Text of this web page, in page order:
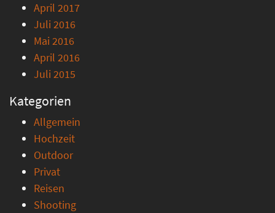
April 2017
Juli 2016
Mai 2016
April 2016
Juli 2015
Kategorien
Allgemein
Hochzeit
Outdoor
Privat
Reisen
Shooting